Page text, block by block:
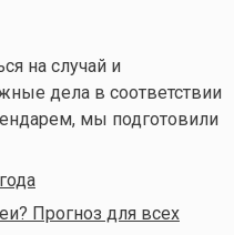
на случай и
дела в соответствии
мы подготовили
Прогноз для всех